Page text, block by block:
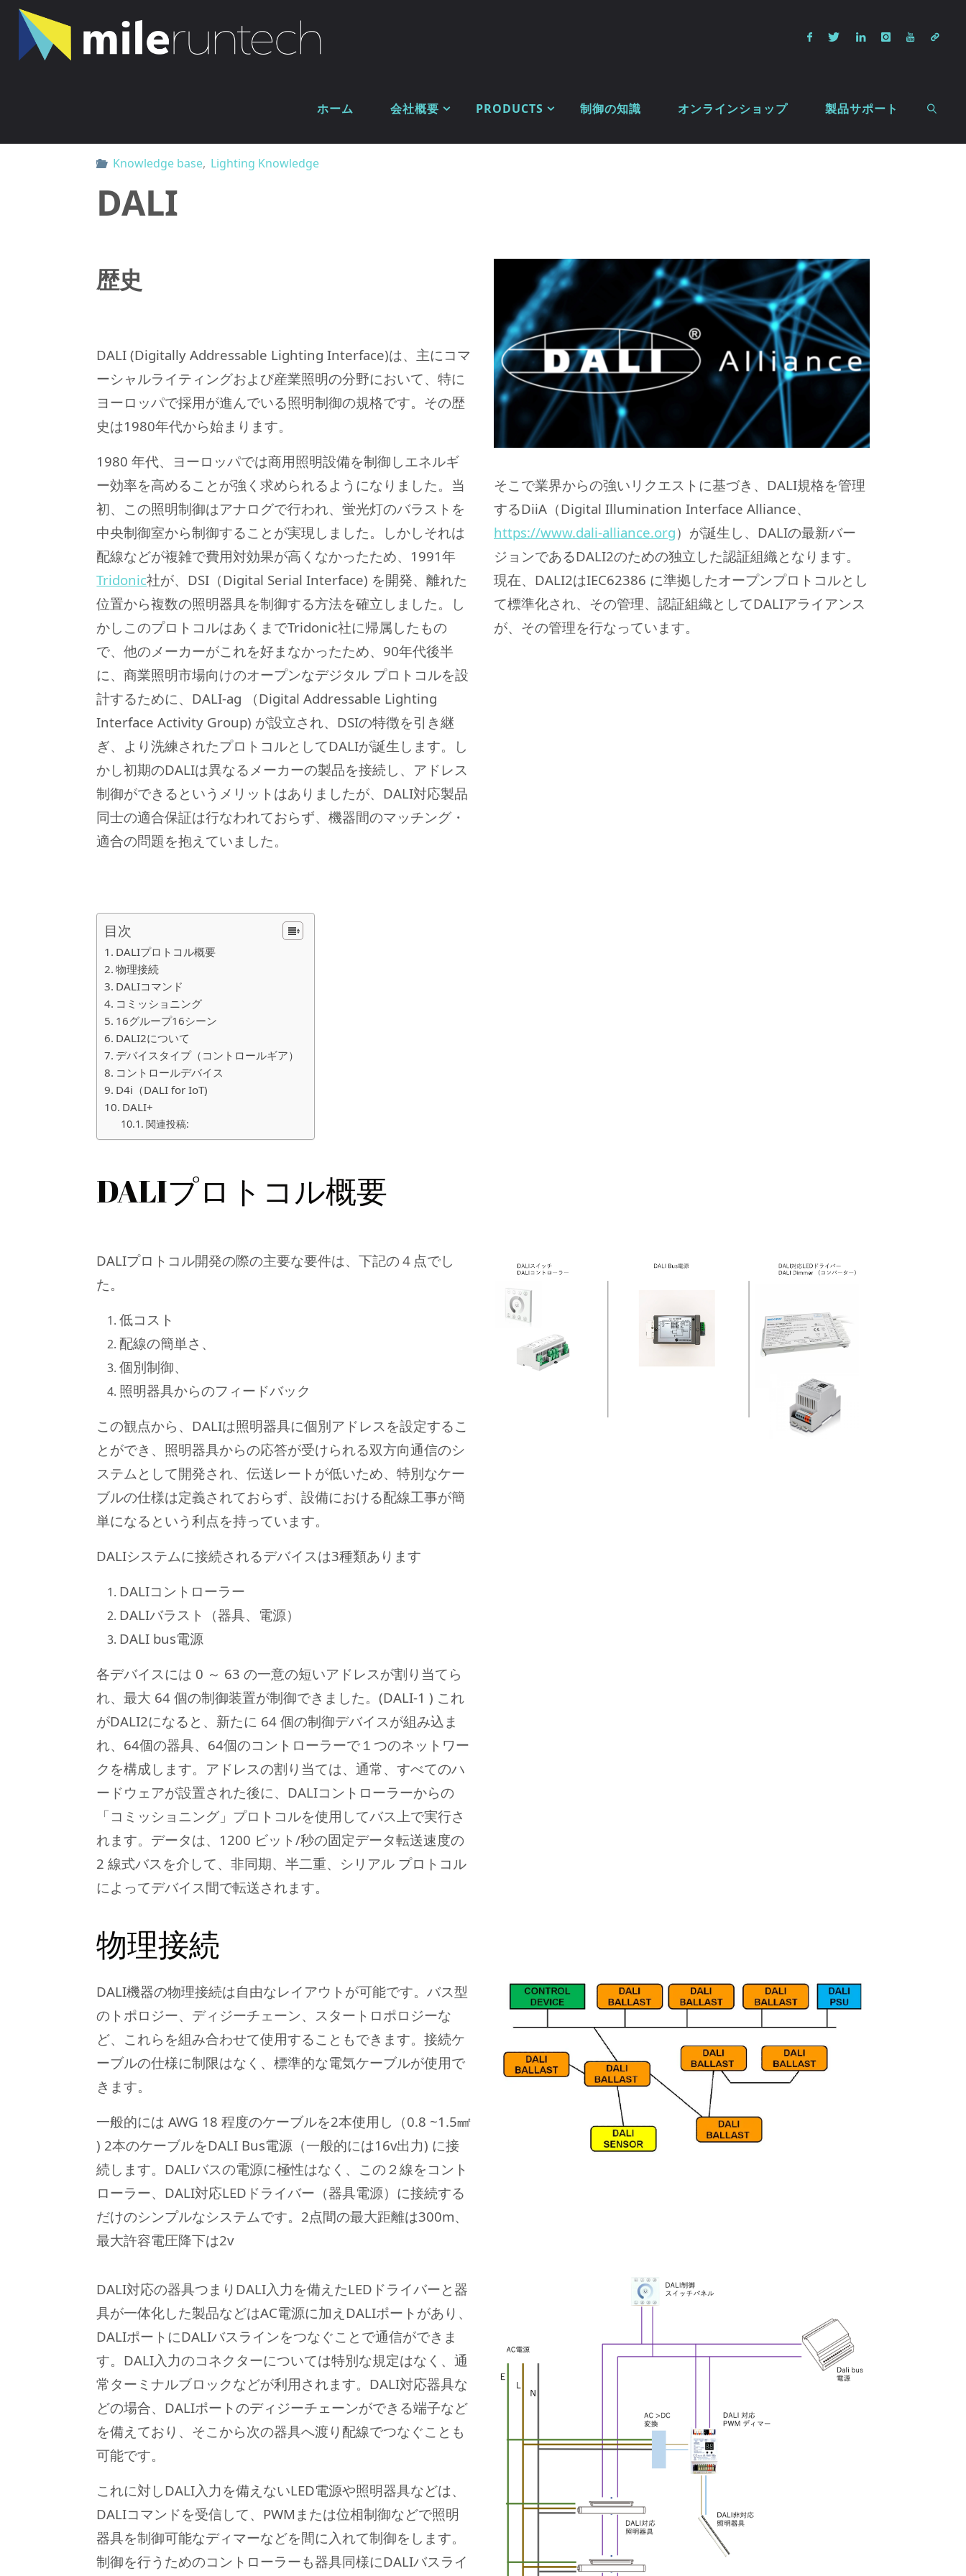
ホーム 会社概要 PRODUCTS 制御の知識 オンラインショップ 製品サポート
Knowledge base, Lighting Knowledge
DALI
歴史
DALI (Digitally Addressable Lighting Interface)は、主にコマ
ーシャルライティングおよび産業照明の分野において、特に
ヨーロッパで採用が進んでいる照明制御の規格です。その歴
史は1980年代から始まります。
1980 年代、ヨーロッパでは商用照明設備を制御しエネルギ
ー効率を高めることが強く求められるようになりました。当
初、この照明制御はアナログで行われ、蛍光灯のバラストを
中央制御室から制御することが実現しました。しかしそれは
配線などが複雑で費用対効果が高くなかったため、1991年
Tridonic社が、DSI（Digital Serial Interface) を開発、離れた
位置から複数の照明器具を制御する方法を確立しました。し
かしこのプロトコルはあくまでTridonic社に帰属したもの
で、他のメーカーがこれを好まなかったため、90年代後半
に、商業照明市場向けのオープンなデジタル プロトコルを設
計するために、DALI-ag （Digital Addressable Lighting
Interface Activity Group) が設立され、 DSIの特徴を引き継
ぎ、より洗練されたプロトコルとしてDALIが誕生します。し
かし初期のDALIは異なるメーカーの製品を接続し、アドレス
制御ができるというメリットはありましたが、DALI対応製品
同士の適合保証は行なわれておらず、機器間のマッチング・
適合の問題を抱えていました。
そこで業界からの強いリクエストに基づき、DALI規格を管理
するDiiA（Digital Illumination Interface Alliance、
https://www.dali-alliance.org）が誕生し、DALIの最新バー
ジョンであるDALI2のための独立した認証組織となります。
現在、DALI2はIEC62386 に準拠したオープンプロトコルとし
て標準化され、その管理、認証組織としてDALIアライアンス
が、その管理を行なっています。
目次
DALIプロトコル概要
物理接続
DALIコマンド
コミッショニング
16グループ16シーン
DALI2について
デバイスタイプ（コントロールギア）
コントロールデバイス
D4i（DALI for IoT)
DALI+
関連投稿:
DALIプロトコル概要
DALIプロトコル開発の際の主要な要件は、下記の４点でし
た。
低コスト
配線の簡単さ、
個別制御、
照明器具からのフィードバック
この観点から、DALIは照明器具に個別アドレスを設定するこ
とができ、照明器具からの応答が受けられる双方向通信のシ
ステムとして開発され、伝送レートが低いため、特別なケー
ブルの仕様は定義されておらず、設備における配線工事が簡
単になるという利点を持っています。
DALIシステムに接続されるデバイスは3種類あります
DALIコントローラー
DALIバラスト（器具、電源）
DALI bus電源
各デバイスには 0 ～ 63 の一意の短いアドレスが割り当てら
れ、最大 64 個の制御装置が制御できました。(DALI-1 ) これ
がDALI2になる と、新たに 64 個の制御デバイスが組み込ま
れ、64個の器具、64個のコントローラーで１つのネットワー
クを構成します。アドレスの割り当ては、通常、すべてのハ
ードウェアが設置された後に、DALIコントローラーからの
「コミッショニング」プロトコルを使用してバス上で実行さ
れます。データは、1200 ビット/秒の固定データ転送速度の
2 線式バスを介して、非同期、半二重、シリアル プロトコル
によってデバイス間で転送されます。
物理接続
DALI機器の物理接続は自由なレイアウトが可能です。バス型
のトポロジー、ディジーチェーン、スタートロポロジーな
ど、これらを組み合わせて使用することもできます。接続ケ
ーブルの仕様に制限はなく、標準的な電気ケーブルが使用で
きます。
一般的には AWG 18 程度のケーブルを2本使用し（0.8 ~1.5㎟
) 2本のケーブルをDALI Bus電源（一般的には16v出力) に接
続します。DALIバスの電源に極性はなく、この２線をコント
ローラー、DALI対応LEDドライバー（器具電源）に接続する
だけのシンプルなシステムです。2点間の最大距離は300m、
最大許容電圧降下は2v
DALI対応の器具つまりDALI入力を備えたLEDドライバーと器
具が一体化した製品などはAC電源に加えDALIポートがあり、
DALIポートにDALIバスラインをつなぐことで通信ができま
す。DALI入力のコネクターについては特別な規定はなく、通
常ターミナルブロックなどが利用されます。DALI対応器具な
どの場合、DALIポートのディジーチェーンができる端子など
を備えており、そこから次の器具へ渡り配線でつなぐことも
可能です。
これに対しDALI入力を備えないLED電源や照明器具などは、
DALIコマンドを受信して、PWMまたは位相制御などで照明
器具を制御可能なディマーなどを間に入れて制御をします。
制御を行うためのコントローラーも器具同様にDALIバスライ